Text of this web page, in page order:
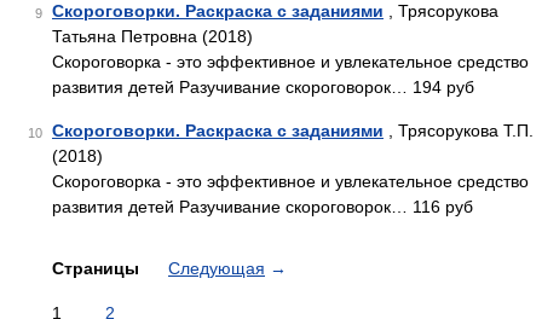
9 Скороговорки. Раскраска с заданиями , Трясорукова
Татьяна Петровна (2018)
Скороговорка - это эффективное и увлекательное средство
развития детей Разучивание скороговорок… 194 руб
10 Скороговорки. Раскраска с заданиями , Трясорукова Т.П.
(2018)
Скороговорка - это эффективное и увлекательное средство
развития детей Разучивание скороговорок… 116 руб
Страницы Следующая →
1 2